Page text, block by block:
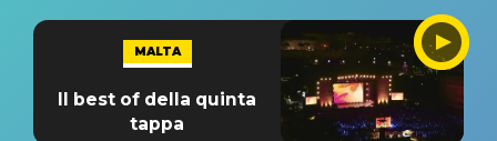
MALTA
Il best of della quinta
tappa